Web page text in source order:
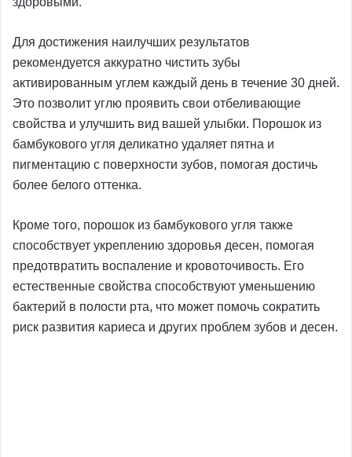
Для достижения наилучших результатов
рекомендуется аккуратно чистить зубы
активированным углем каждый день в течение 30 дней.
Это позволит углю проявить свои отбеливающие
свойства и улучшить вид вашей улыбки. Порошок из
бамбукового угля деликатно удаляет пятна и
пигментацию с поверхности зубов, помогая достичь
более белого оттенка.
Кроме того, порошок из бамбукового угля также
способствует укреплению здоровья десен, помогая
предотвратить воспаление и кровоточивость. Его
естественные свойства способствуют уменьшению
бактерий в полости рта, что может помочь сократить
риск развития кариеса и других проблем зубов и десен.